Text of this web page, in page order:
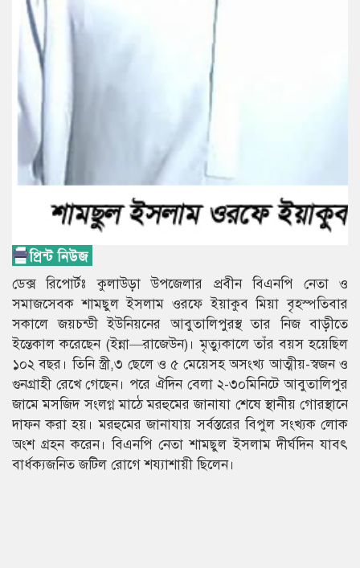
ডেক্স রিপোর্টঃ কুলাউড়া উপজেলার প্রবীন বিএনপি নেতা ও
সমাজসেবক শামছুল ইসলাম ওরফে ইয়াকুব মিয়া বৃহস্পতিবার
সকালে জয়চন্ডী ইউনিয়নের আবুতালিপুরস্থ তার নিজ বাড়ীতে
ইন্তেকাল করেছেন (ইন্না—রাজেউন)। মৃত্যুকালে তাঁর বয়স হয়েছিল
১০২ বছর। তিনি স্ত্রী,৩ ছেলে ও ৫ মেয়েসহ অসংখ্য আত্মীয়-স্বজন ও
গুনগ্রাহী রেখে গেছেন। পরে ঐদিন বেলা ২-৩০মিনিটে আবুতালিপুর
জামে মসজিদ সংলগ্ন মাঠে মরহুমের জানাযা শেষে স্থানীয় গোরস্থানে
দাফন করা হয়। মরহুমের জানাযায় সর্বস্তরের বিপুল সংখ্যক লোক
অংশ গ্রহন করেন। বিএনপি নেতা শামছুল ইসলাম দীর্ঘদিন যাবৎ
বার্ধক্যজনিত জটিল রোগে শয্যাশায়ী ছিলেন।